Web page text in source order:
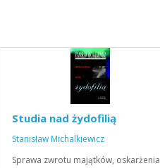
Studia nad żydofilią
Stanisław Michalkiewicz
Sprawa zwrotu majątków, oskarżenia